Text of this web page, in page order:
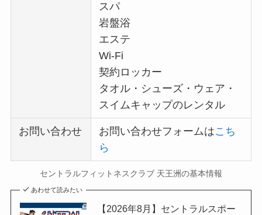
スパ
岩盤浴
エステ
Wi-Fi
契約ロッカー
タオル・シューズ・ウェア・
スイムキャップのレンタル
お問い合わせ お問い合わせフォームはこち
ら
セントラルフィットネスクラブ 天王洲の基本情報
あわせて読みたい
【2026年8月】セントラルスポー